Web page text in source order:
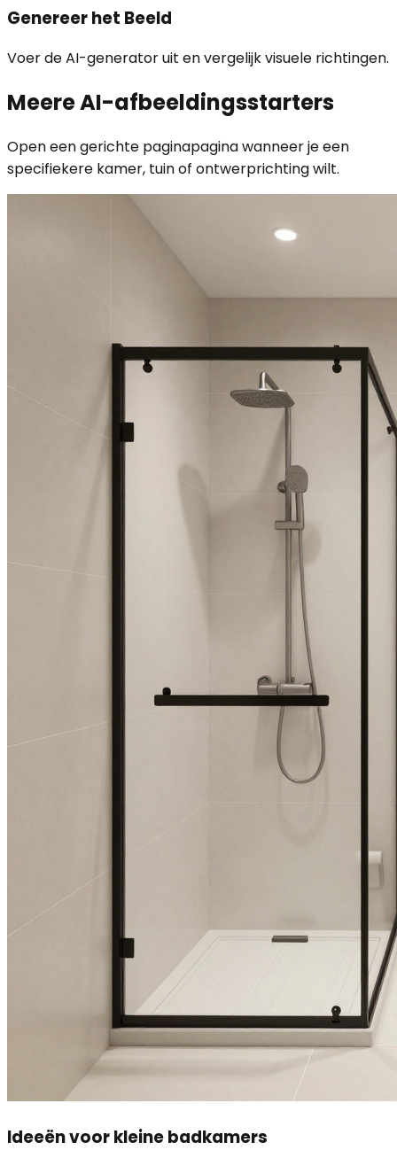
Genereer het Beeld
Voer de AI-generator uit en vergelijk visuele richtingen.
Meere AI-afbeeldingsstarters
Open een gerichte paginapagina wanneer je een
specifiekere kamer, tuin of ontwerprichting wilt.
Ideeën voor kleine badkamers